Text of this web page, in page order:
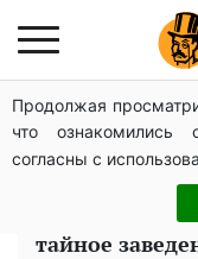
Продолжая
что ознакомились
согласны с
Посол ОБСЕ во
удара по жилому
Люди в
изолентой:
тайное